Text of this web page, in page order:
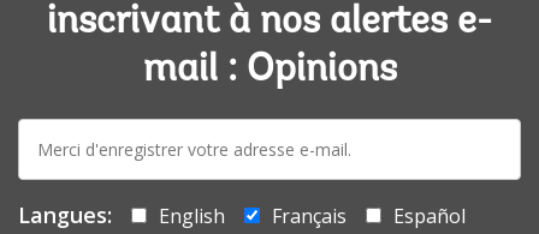
inscrivant à nos alertes e-
mail : Opinions
mail:
Langues: English Français
Español